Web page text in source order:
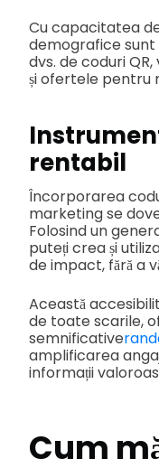
Cu capacitatea
demografice
dvs. de coduri
și ofertele pentru
rentabil
Încorporarea
marketing se
Folosind un
puteți crea și
de impact, fără a
Această
de toate scarile,
semnificative
amplificarea
informații
Cum